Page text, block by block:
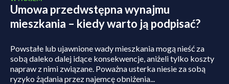
Umowa przedwstępna wynajmu
mieszkania – kiedy warto ją podpisać?
Powstałe lub ujawnione wady mieszkania mogą nieść za
sobą daleko dalej idące konsekwencje, aniżeli tylko koszty
napraw z nimi związane. Poważna usterka niesie za sobą
ryzyko żądania przez najemcę obniżenia...